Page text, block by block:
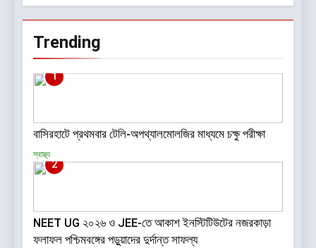
Trending
1
বাসিরহাটে প্রথমবার টেলি-অপথ্যালমোলজির মাধ্যমে চক্ষু পরীক্ষা
স্বাস্থ্য
2
NEET UG ২০২৬ ও JEE-তে আকাশ ইনস্টিটিউটের নজরকাড়া
ফলাফল পশ্চিমবঙ্গের পড়ুয়াদের দুর্দান্ত সাফল্য